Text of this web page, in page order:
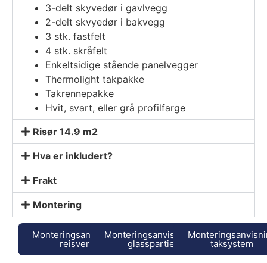
3-delt skyvedør i gavlvegg
2-delt skvyedør i bakvegg
3 stk. fastfelt
4 stk. skråfelt
Enkeltsidige stående panelvegger
Thermolight takpakke
Takrennepakke
Hvit, svart, eller grå profilfarge
Risør 14.9 m2
Hva er inkludert?
Frakt
Montering
Monteringsanvisning
reisverk
Monteringsanvisninger
glasspartier taksystem